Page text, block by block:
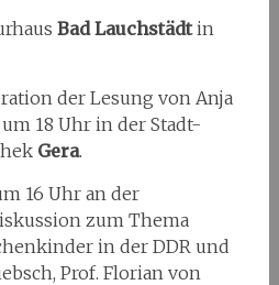
Bad Lauchstädtin
der Lesung von Anja
18 Uhr in der Stadt-
Gera.
16 Uhr an der
zum Thema
in der DDR und
Prof. Florian von